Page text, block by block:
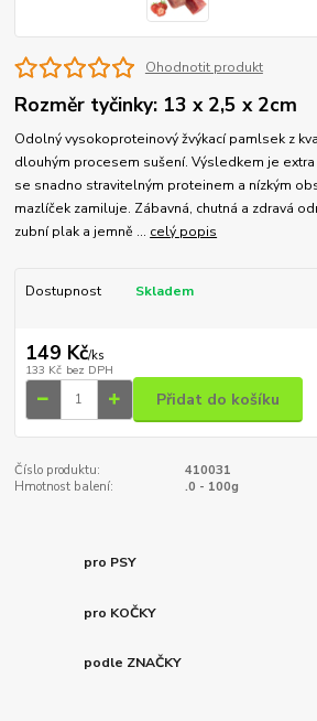
Ohodnotit produkt
Rozměr tyčinky: 13 x 2,5 x 2cm
Odolný vysokoproteinový žvýkací pamlsek z
dlouhým procesem sušení. Výsledkem je
se snadno stravitelným proteinem a nízkým
mazlíček zamiluje. Zábavná, chutná a zdravá
zubní plak a jemně ... celý popis
Dostupnost Skladem
149 Kč/ks
133 Kč bez DPH
Přidat do košíku
Číslo produktu:
410031
Hmotnost balení:
.0 - 100g
pro PSY
pro KOČKY
podle ZNAČKY